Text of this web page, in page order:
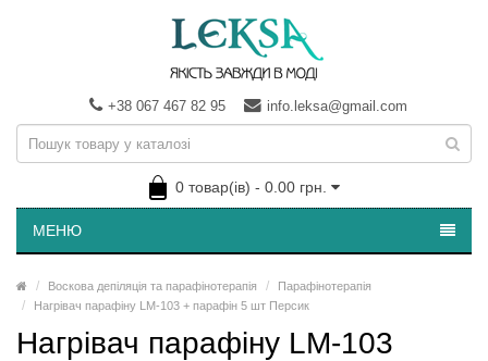
+38 067 467 82 95 info.leksa@gmail.com
0 товар(ів) - 0.00 грн.
МЕНЮ
Воскова депіляція та парафінотерапія
Парафінотерапія
Нагрівач парафіну LM-103 + парафін 5 шт Персик
Нагрівач парафіну LM-103